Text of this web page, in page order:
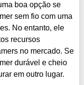
boa opção se
sem fio com uma
No entanto, ele
recursos
no mercado. Se
durável e cheio
em outro lugar.